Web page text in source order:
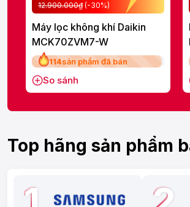
12.900.000₫ (-30%)
Máy lọc không khí Daikin
MCK70ZVM7-W
114sản phẩm đã bán
So sánh
Top hãng sản phẩm